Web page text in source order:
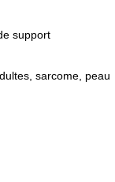
support
sarcome, peau